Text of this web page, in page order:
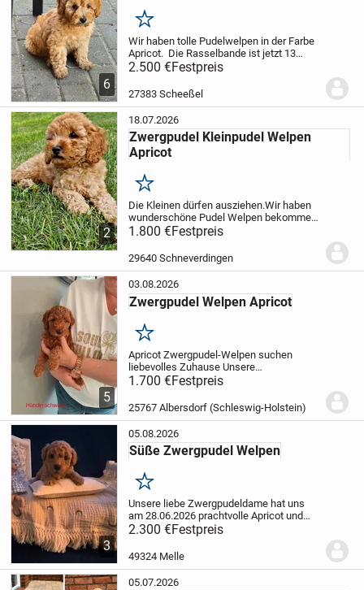
6
Merken
Wir haben tolle Pudelwelpen in der Farbe
Apricot. Die Rasselbande ist jetzt 13
Wochen alt. Die Welpen werden geimpft
und gechipt sowie mehrmals entwurmt
abgegeben.Zum Auszug bekommt jeder
2.500 €Festpreis
27383 Scheeßel
2
18.07.2026
Zwergpudel Kleinpudel Welpen
Apricot
Merken
Die Kleinen dürfen ausziehen.Wir haben
wunderschöne Pudel Welpen bekommen
in der Farbe Apricot.Die Welpen wachsen
bei uns im Familienalltag auf, kennen
alltägliche Geräusche und werden mit
1.800 €Festpreis
29640 Schneverdingen
5
03.08.2026
Zwergpudel Welpen Apricot
Merken
Apricot Zwergpudel-Welpen suchen
liebevolles Zuhause Unsere
wunderschönen apricotfarbenen
Zwergpudel-Welpen wurden am
25.06.2026 geboren und wachsen
liebevoll mitten in unserer Familie auf.
Sie...
1.700 €Festpreis
25767 Albersdorf (Schleswig-Holstein)
3
05.08.2026
Süße Zwergpudel Welpen
Merken
Unsere liebe Zwergpudeldame hat uns
am 28.06.2026 prachtvolle Apricot und
schwarz farbene Pudelwelpen geboren.
Sie sind wohlauf und gesund. (Ein
Mädchen bereits fest reserviert!)
2.300 €Festpreis
49324 Melle
05.07.2026